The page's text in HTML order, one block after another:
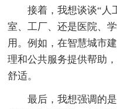
接着，我想谈谈“人
室、工厂、还是医院、
用。例如，在智慧城市
理和公共服务提供帮助
舒适。
最后，我想强调的是